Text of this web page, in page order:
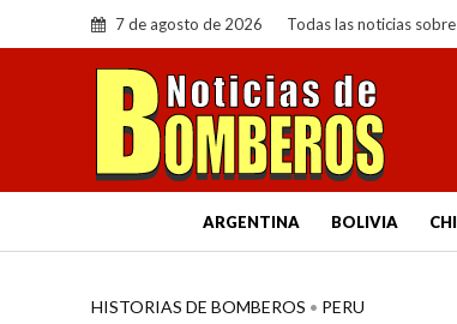
7 de agosto de 2026 Todas las noticias
ARGENTINA BOLIVIA
HISTORIAS DE BOMBEROS • PERU